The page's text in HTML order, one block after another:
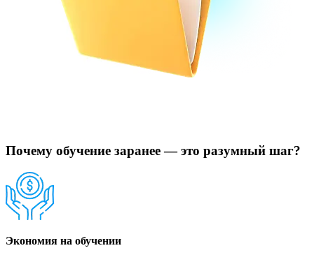
Почему обучение заранее — это разумный шаг?
Экономия на обучении